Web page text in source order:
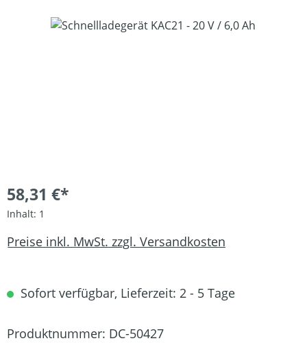
Bildergalerie überspringen
58,31 €*
Inhalt: 1
Preise inkl. MwSt. zzgl. Versandkosten
Sofort verfügbar, Lieferzeit: 2 - 5 Tage
Produktnummer: DC-50427